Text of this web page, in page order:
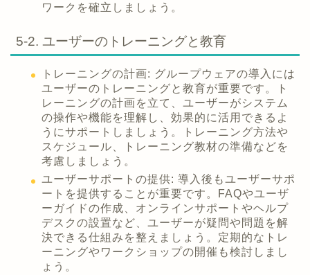
ワークを確立しましょう。
5-2. ユーザーのトレーニングと教育
トレーニングの計画: グループウェアの導入には
ユーザーのトレーニングと教育が重要です。ト
レーニングの計画を立て、ユーザーがシステム
の操作や機能を理解し、効果的に活用できるよ
うにサポートしましょう。トレーニング方法や
スケジュール、トレーニング教材の準備などを
考慮しましょう。
ユーザーサポートの提供: 導入後もユーザーサポ
ートを提供することが重要です。FAQやユーザ
ーガイドの作成、オンラインサポートやヘルプ
デスクの設置など、ユーザーが疑問や問題を解
決できる仕組みを整えましょう。定期的なトレ
ーニングやワークショップの開催も検討しまし
ょう。